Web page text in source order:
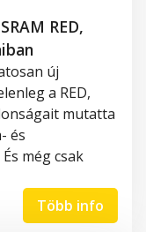
RED,
új
a RED,
mutatta
és
még csak
Több info